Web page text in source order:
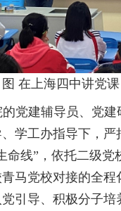
图 在上海四中讲党课
党建辅导员、党
学工办指导下，严
命线”，依托二级党
马党校对接的全程
引导、积极分子培